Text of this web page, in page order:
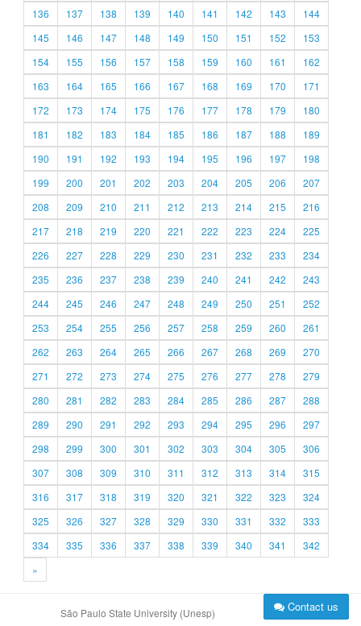
136
137 138 139 140 141 142 143
144
145
146 147 148 149 150 151 152
153
154
155 156 157 158 159 160 161
162
163
164 165 166 167 168 169 170
171
172
173 174 175 176 177 178 179
180
181
182 183 184 185 186 187 188
189
190
191 192 193 194 195 196 197
198
199
200 201 202 203 204 205 206
207
208
209 210 211 212 213 214 215
216
217
218 219 220 221 222 223 224
225
226
227 228 229 230 231 232 233
234
235
236 237 238 239 240 241 242
243
244
245 246 247 248 249 250 251
252
253
254 255 256 257 258 259 260
261
262
263 264 265 266 267 268 269
270
271
272 273 274 275 276 277 278
279
280
281 282 283 284 285 286 287
288
289
290 291 292 293 294 295 296
297
298
299 300 301 302 303 304 305
306
307
308 309 310 311 312 313 314
315
316
317 318 319 320 321 322 323
324
325
326 327 328 329 330 331 332
333
334
335 336 337 338 339 340 341
342
»
São Paulo State University (Unesp) Contact us